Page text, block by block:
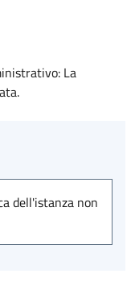
La
dell'istanza non